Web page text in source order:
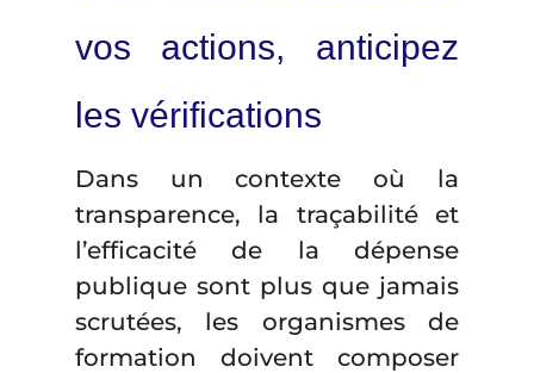
vos actions, anticipez
les vérifications
Dans un contexte où la
transparence, la traçabilité et
l’efficacité de la dépense
publique sont plus que jamais
scrutées, les organismes de
formation doivent composer